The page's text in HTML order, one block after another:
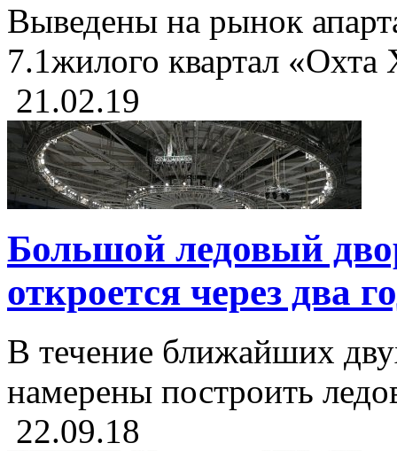
Выведены на рынок
7.1жилого квартал «Охта
21.02.19
Большой ледовый
откроется через два
В течение ближайших
намерены построить
22.09.18